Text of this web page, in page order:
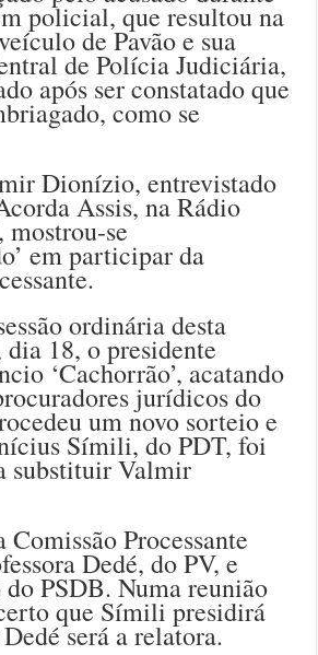
policial, que resultou na
de Pavão e sua
de Polícia Judiciária,
após ser constatado que
como se
Dionízio, entrevistado
Assis, na Rádio
se
em participar da
ordinária desta
18, o presidente
‘Cachorrão’, acatando
jurídicos do
um novo sorteio e
Símili, do PDT, foi
substituir Valmir
Processante
Dedé, do PV, e
PSDB. Numa reunião
que Símili presidirá
será a relatora.